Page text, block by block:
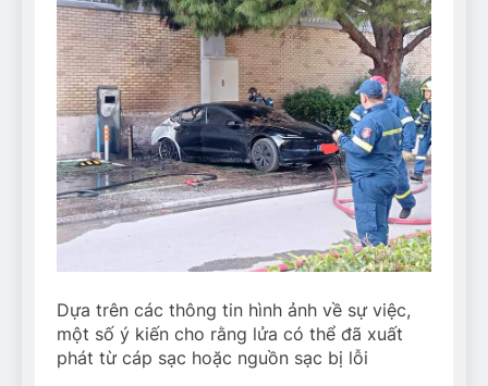
Dựa trên các thông tin hình ảnh về sự việc,
một số ý kiến cho rằng lửa có thể đã xuất
phát từ cáp sạc hoặc nguồn sạc bị lỗi